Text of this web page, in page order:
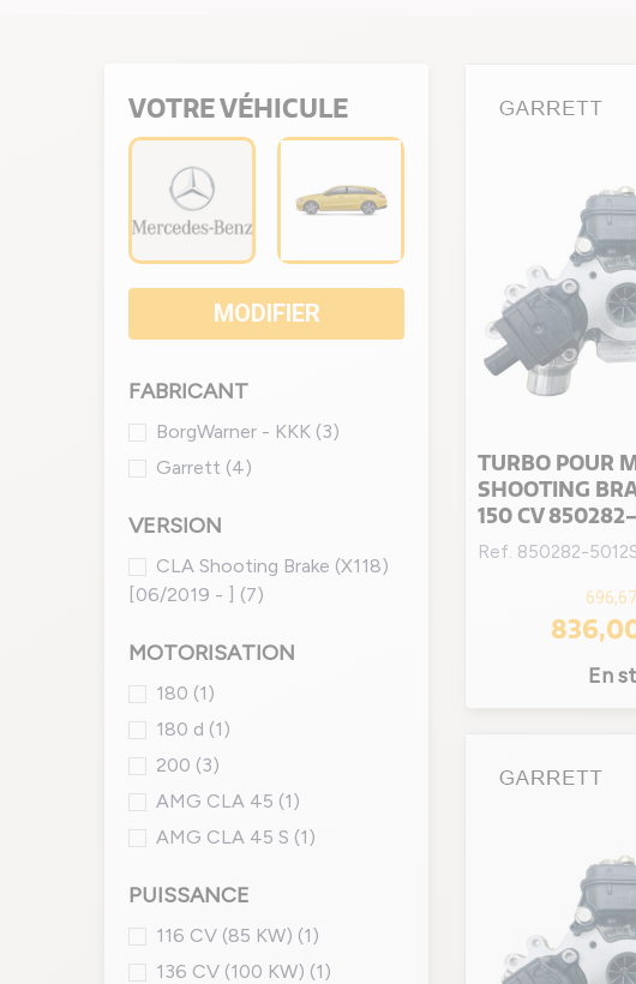
VOTRE VÉHICULE
MODIFIER
FABRICANT
BorgWarner - KKK (3)
Garrett (4)
VERSION
CLA Shooting Brake (X118)
[06/2019 - ] (7)
MOTORISATION
180 (1)
180 d (1)
200 (3)
AMG CLA 45 (1)
AMG CLA 45 S (1)
PUISSANCE
116 CV (85 KW) (1)
136 CV (100 KW) (1)
TURBO POUR
SHOOTING
150 CV
Ref. 850282-
En